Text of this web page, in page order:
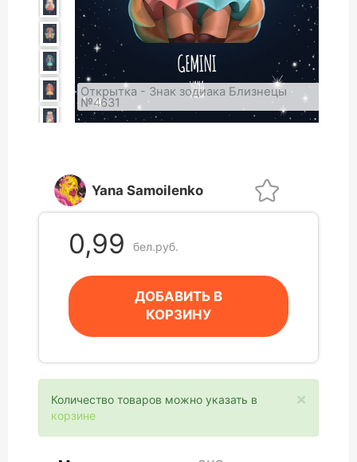
Открытка - Знак зодиака Близнецы
№4631
Yana Samoilenko
0,99 бел.руб.
ДОБАВИТЬ В
КОРЗИНУ
×
Количество товаров можно указать в
корзине